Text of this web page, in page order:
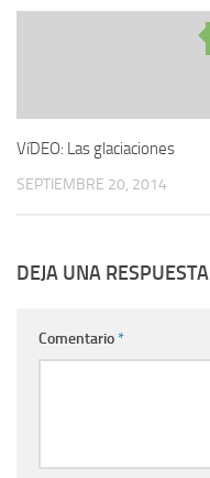
VíDEO: Las glaciaciones
SEPTIEMBRE 20, 2014
DEJA UNA RESPUESTA
Comentario*